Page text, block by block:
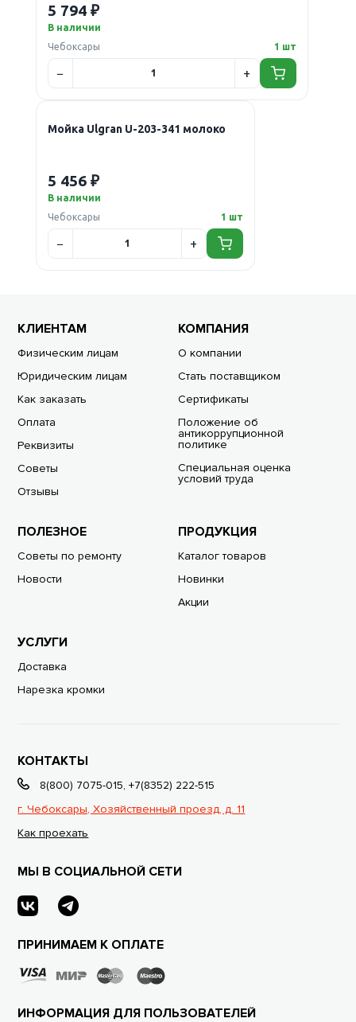
5 794 ₽
В наличии
Чебоксары
1 шт
Мойка Ulgran U-203-341 молоко
5 456 ₽
В наличии
Чебоксары
1 шт
КЛИЕНТАМ
Физическим лицам
Юридическим лицам
Как заказать
Оплата
Реквизиты
Советы
Отзывы
КОМПАНИЯ
О компании
Стать поставщиком
Сертификаты
Положение об
антикоррупционной
политике
Специальная оценка
условий труда
ПОЛЕЗНОЕ
Советы по ремонту
Новости
ПРОДУКЦИЯ
Каталог товаров
Новинки
Акции
УСЛУГИ
Доставка
Нарезка кромки
КОНТАКТЫ
8(800) 7075-015,+7(8352) 222-515
г. Чебоксары, Хозяйственный проезд, д. 11
Как проехать
МЫ В СОЦИАЛЬНОЙ СЕТИ
ПРИНИМАЕМ К ОПЛАТЕ
ИНФОРМАЦИЯ ДЛЯ ПОЛЬЗОВАТЕЛЕЙ